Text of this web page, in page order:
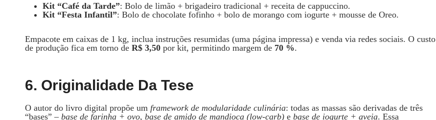
Kit “Café da Tarde”: Bolo de limão + brigadeiro tradicional + receita de cappuccino.
Kit “Festa Infantil”: Bolo de chocolate fofinho + bolo de morango com iogurte + mousse de Oreo.
Empacote em caixas de 1 kg, inclua instruções resumidas (uma página impressa) e venda via redes sociais. O custo
de produção fica em torno de R$ 3,50 por kit, permitindo margem de 70 %.
6. Originalidade Da Tese
O autor do livro digital propõe um framework de modularidade culinária: todas as massas são derivadas de três
“bases” – base de farinha + ovo, base de amido de mandioca (low‑carb) e base de iogurte + aveia. Essa